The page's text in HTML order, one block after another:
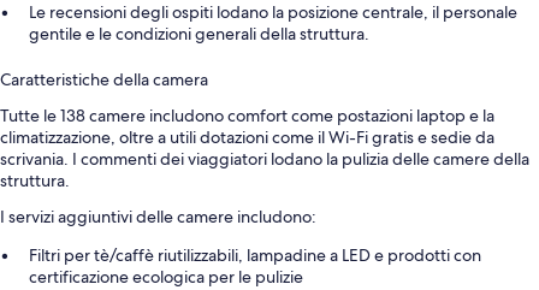
Le recensioni degli ospiti lodano la posizione centrale, il personale
gentile e le condizioni generali della struttura.
Caratteristiche della camera
Tutte le 138 camere includono comfort come postazioni laptop e la
climatizzazione, oltre a utili dotazioni come il Wi-Fi gratis e sedie da
scrivania. I commenti dei viaggiatori lodano la pulizia delle camere della
struttura.
I servizi aggiuntivi delle camere includono:
Filtri per tè/caffè riutilizzabili, lampadine a LED e prodotti con
certificazione ecologica per le pulizie